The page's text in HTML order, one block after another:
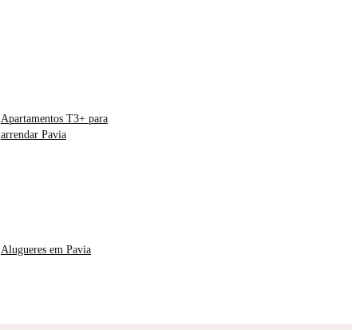
Apartamentos T3+ para
arrendar Pavia
Alugueres em Pavia